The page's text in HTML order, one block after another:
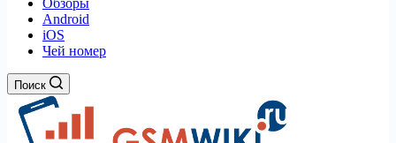
Обзоры
Android
iOS
Чей номер
Поиск